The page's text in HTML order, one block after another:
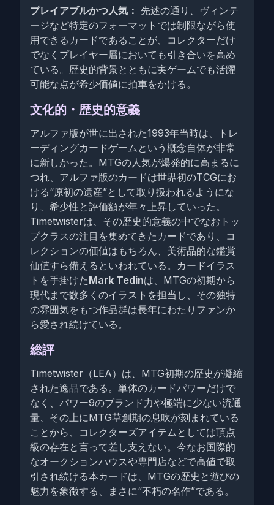
プレイアブルかつ人気： 先述の通り、ヴィンテ
ージなど特定のフォーマットでは制限ながら使
用できるカードであることが、コレクターだけ
でなくプレイヤー層においても引き合いを高め
ている。歴史的背景とともに実ゲームでも活躍
可能な点が希少価値に拍車をかける。
文化的・歴史的意義
アルファ版が世に出された1993年当時は、トレ
ーディングカードゲームという概念自体が非常
に新しかった。MTGの人気が爆発的に高まるに
つれ、アルファ版のカードは世界初のTCGにお
ける“原初の遺産”として取り扱われるようにな
り、希少性と評価額が年々上昇していった。
Timetwisterは、その歴史的意義の中でなおトッ
プクラスの注目を集めてきたカードであり、コ
レクションの価値はもちろん、美術品的な鑑賞
価値すら備えるといわれている。カードイラス
トを手掛けたMark Tedinは、MTGの初期から
現代まで数多くのイラストを担当し、その独特
の雰囲気をもつ作品群は長年にわたりファンか
ら愛され続けている。
総評
Timetwister（LEA）は、MTG初期の歴史が凝縮
された逸品である。単体のカードパワーだけで
なく、パワー9のブランド力や極端に少ない流通
量、その上にMTG草創期の息吹が刻まれている
ことから、コレクターズアイテムとしては頂点
級の存在と言って差し支えない。今なお国際的
なオークションハウスや専門店などで高値で取
引され続ける本カードは、MTGの歴史と遊びの
魅力を象徴する、まさに“不朽の名作”である。